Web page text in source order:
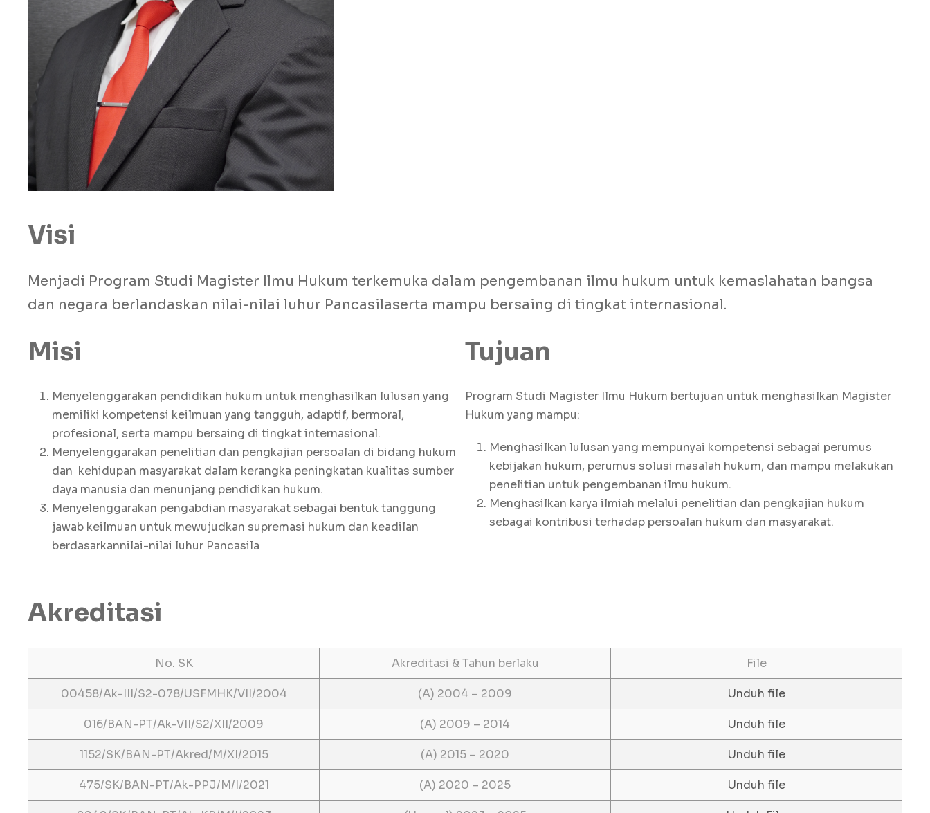
Visi
Menjadi Program Studi Magister Ilmu Hukum terkemuka dalam pengembanan ilmu hukum untuk kemaslahatan bangsa
dan negara berlandaskan nilai-nilai luhur Pancasilaserta mampu bersaing di tingkat internasional.
Misi
Menyelenggarakan pendidikan hukum untuk menghasilkan lulusan yang
memiliki kompetensi keilmuan yang tangguh, adaptif, bermoral,
profesional, serta mampu bersaing di tingkat internasional.
Menyelenggarakan penelitian dan pengkajian persoalan di bidang hukum
dan kehidupan masyarakat dalam kerangka peningkatan kualitas sumber
daya manusia dan menunjang pendidikan hukum.
Menyelenggarakan pengabdian masyarakat sebagai bentuk tanggung
jawab keilmuan untuk mewujudkan supremasi hukum dan keadilan
berdasarkannilai-nilai luhur Pancasila
Tujuan
Program Studi Magister Ilmu Hukum bertujuan untuk menghasilkan Magister
Hukum yang mampu:
Menghasilkan lulusan yang mempunyai kompetensi sebagai perumus
kebijakan hukum, perumus solusi masalah hukum, dan mampu melakukan
penelitian untuk pengembanan ilmu hukum.
Menghasilkan karya ilmiah melalui penelitian dan pengkajian hukum
sebagai kontribusi terhadap persoalan hukum dan masyarakat.
Akreditasi
No. SK Akreditasi & Tahun berlaku File
00458/Ak-III/S2-078/USFMHK/VII/2004 (A) 2004 – 2009 Unduh file
016/BAN-PT/Ak-VII/S2/XII/2009 (A) 2009 – 2014 Unduh file
1152/SK/BAN-PT/Akred/M/XI/2015 (A) 2015 – 2020 Unduh file
475/SK/BAN-PT/Ak-PPJ/M/I/2021 (A) 2020 – 2025 Unduh file